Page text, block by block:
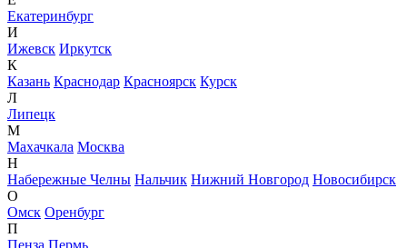
Екатеринбург
И
Ижевск Иркутск
К
Казань Краснодар Красноярск Курск
Л
Липецк
М
Махачкала Москва
Н
Набережные Челны Нальчик Нижний Новгород Новосибирск
О
Омск Оренбург
П